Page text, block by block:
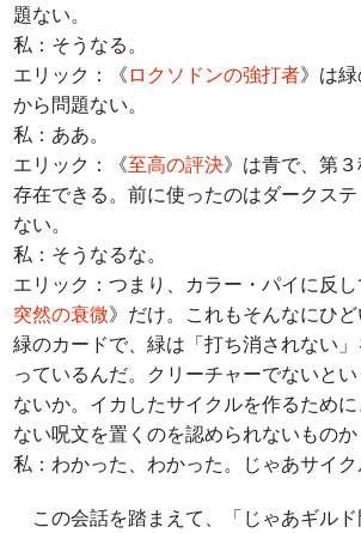
題ない。
私：そうなる。
エリック：《ロクソドンの強打者》は
から問題ない。
私：ああ。
エリック：《至高の評決》は青で、第
存在できる。前に使ったのはダークス
ない。
私：そうなるな。
エリック：つまり、カラー・パイに反
突然の衰微》だけ。これもそんなにひど
緑のカードで、緑は「打ち消されない
っているんだ。クリーチャーでないと
ないか。イカしたサイクルを作るため
ない呪文を置くのを認められないものか
私：わかった、わかった。じゃあサイク
この会話を踏まえて、「じゃあギル